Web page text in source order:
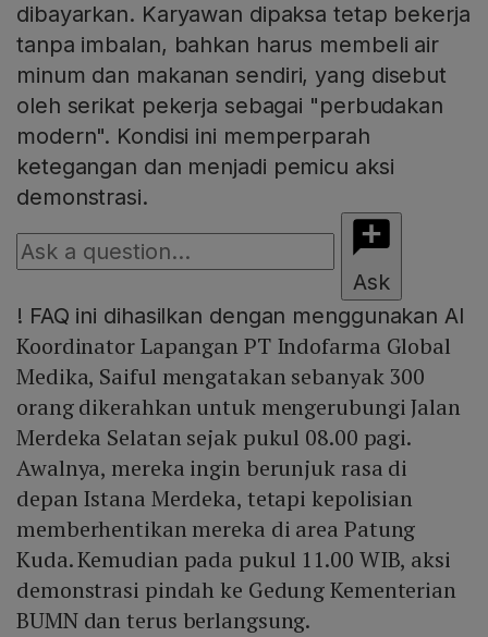
dibayarkan. Karyawan dipaksa tetap bekerja
tanpa imbalan, bahkan harus membeli air
minum dan makanan sendiri, yang disebut
oleh serikat pekerja sebagai "perbudakan
modern". Kondisi ini memperparah
ketegangan dan menjadi pemicu aksi
demonstrasi.
Ask
! FAQ ini dihasilkan dengan menggunakan AI
Koordinator Lapangan PT Indofarma Global
Medika, Saiful mengatakan sebanyak 300
orang dikerahkan untuk mengerubungi Jalan
Merdeka Selatan sejak pukul 08.00 pagi.
Awalnya, mereka ingin berunjuk rasa di
depan Istana Merdeka, tetapi kepolisian
memberhentikan mereka di area Patung
Kuda. Kemudian pada pukul 11.00 WIB, aksi
demonstrasi pindah ke Gedung Kementerian
BUMN dan terus berlangsung.